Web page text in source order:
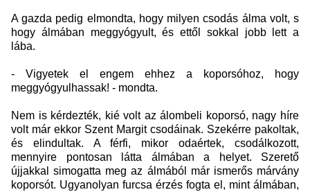
A gazda pedig elmondta, hogy milyen csodás álma volt, s
hogy álmában meggyógyult, és ettől sokkal jobb lett a
lába.
- Vigyetek el engem ehhez a koporsóhoz, hogy
meggyógyulhassak! - mondta.
Nem is kérdezték, kié volt az álombeli koporsó, nagy híre
volt már ekkor Szent Margit csodáinak. Szekérre pakoltak,
és elindultak. A férfi, mikor odaértek, csodálkozott,
mennyire pontosan látta álmában a helyet. Szerető
újjakkal simogatta meg az álmából már ismerős márvány
koporsót. Ugyanolyan furcsa érzés fogta el, mint álmában,